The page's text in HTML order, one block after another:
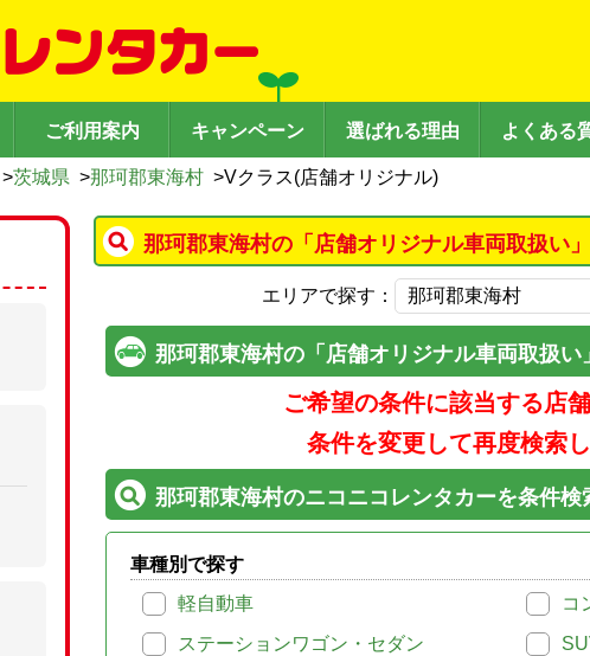
ご利用案内 キャンペーン 選ばれる理由 よくある
>茨城県 >那珂郡東海村 >Vクラス(店舗オリジナル)
那珂郡東海村の「店舗オリジナル車両取扱い
エリアで探す：
那珂郡東海村の「店舗オリジナル車両取扱
ご希望の条件に該当する店
条件を変更して再度検索
那珂郡東海村のニコニコレンタカーを条件検
車種別で探す
軽自動車
コ
ステーションワゴン・セダン